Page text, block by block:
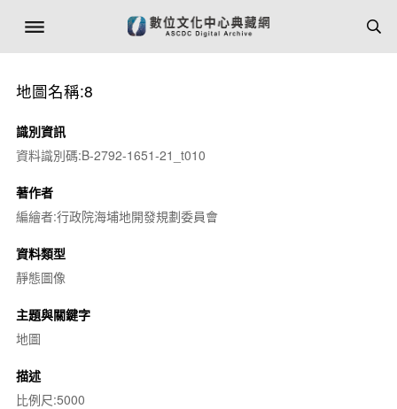
地圖名稱:8
識別資訊
資料識別碼:B-2792-1651-21_t010
著作者
編繪者:行政院海埔地開發規劃委員會
資料類型
靜態圖像
主題與關鍵字
地圖
描述
比例尺:5000